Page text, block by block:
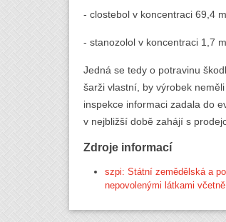
- clostebol v koncentraci 69,4
- stanozolol v koncentraci 1,7
Jedná se tedy o potravinu
šarži vlastní, by výrobek
inspekce informaci zadala do
v nejbližší době zahájí s
Zdroje informací
szpi: Státní zemědělská a
nepovolenými látkami